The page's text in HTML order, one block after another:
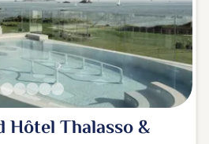
Hôtel Thalasso &